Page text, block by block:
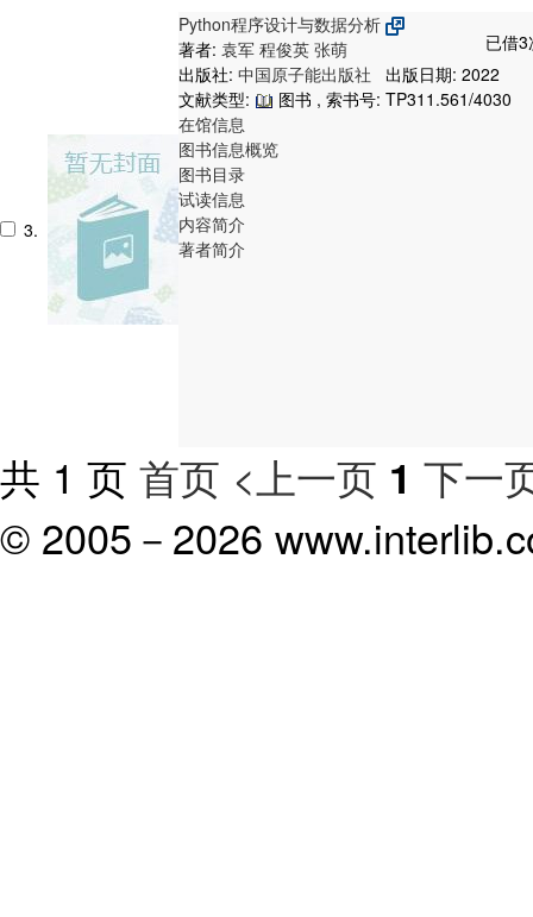
3.
Python程序设计与数据分析
已借3
著者: 袁军 程俊英 张萌
出版社: 中国原子能出版社
出版日期: 2022
文献类型:
图书 , 索书号: TP311.561/4030
在馆信息
图书信息概览
图书目录
试读信息
内容简介
著者简介
共 1 页 首页 <上一页 1 下一
© 2005－ 2026